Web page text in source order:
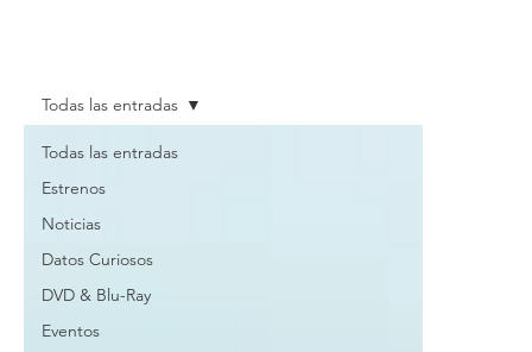
Todas las entradas
Estrenos
Noticias
Datos Curiosos
DVD & Blu-Ray
Eventos
Todas las entradas